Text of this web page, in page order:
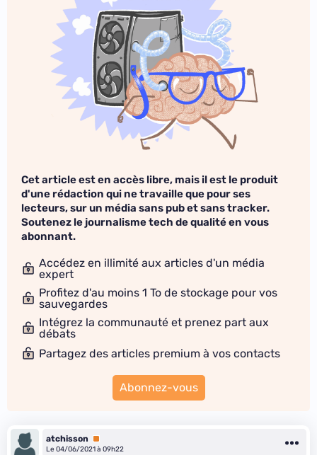
Cet article est en accès libre, mais il est le produit
d'une rédaction qui ne travaille que pour ses
lecteurs, sur un média sans pub et sans tracker.
Soutenez le journalisme tech de qualité en vous
abonnant.
Accédez en illimité aux articles d'un média
expert
Profitez d'au moins 1 To de stockage pour vos
sauvegardes
Intégrez la communauté et prenez part aux
débats
Partagez des articles premium à vos contacts
Abonnez-vous
atchisson
Premium
Le 04/06/2021 à 09h22